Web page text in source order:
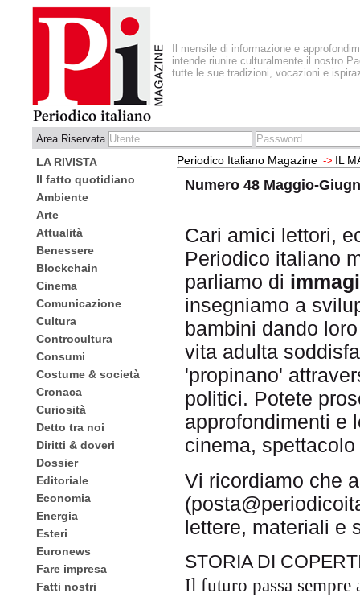
Il mensile di informazione e
intende riunire culturalmente il nostro
tutte le sue tradizioni, vocazioni e
Area Riservata
LA RIVISTA
Il fatto quotidiano
Ambiente
Arte
Attualità
Benessere
Blockchain
Cinema
Comunicazione
Cultura
Controcultura
Consumi
Costume & società
Cronaca
Curiosità
Detto tra noi
Diritti & doveri
Dossier
Editoriale
Economia
Energia
Esteri
Euronews
Fare impresa
Fatti nostri
Periodico Italiano Magazine -> IL
Numero 48 Maggio-
Cari amici lettori,
Periodico italiano
parliamo di
insegniamo a
bambini dando
vita adulta
'propinano'
politici. Potete
approfondimenti e
cinema,
Vi ricordiamo che
lettere, materiali e
STORIA DI
Il futuro passa sempre